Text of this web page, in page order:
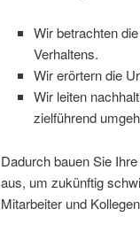
Wir betrachten
Verhaltens.
Wir erörtern die
Wir leiten
zielführend
Dadurch bauen Sie
aus, um zukünftig
Mitarbeiter und